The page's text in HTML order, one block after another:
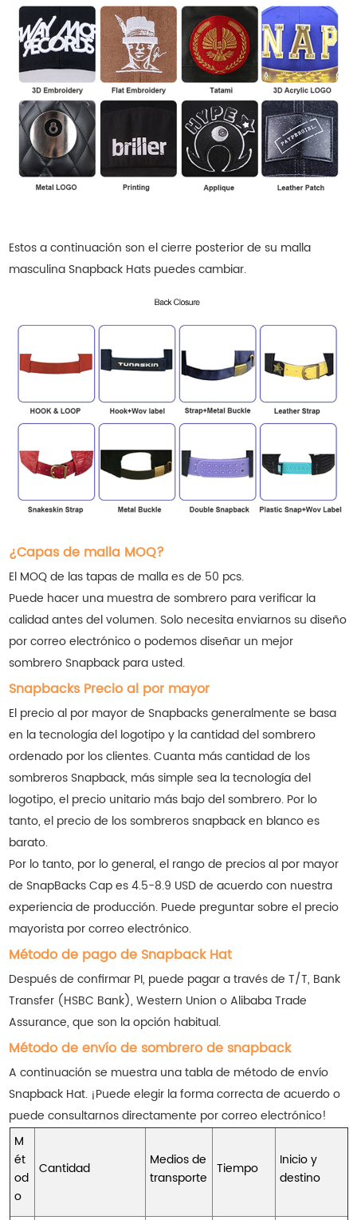
Estos a continuación son el cierre posterior de su malla
masculina Snapback Hats puedes cambiar.
¿Capas de malla MOQ?
El MOQ de las tapas de malla es de 50 pcs.
Puede hacer una muestra de sombrero para verificar la
calidad antes del volumen. Solo necesita enviarnos su diseño
por correo electrónico o podemos diseñar un mejor
sombrero Snapback para usted.
Snapbacks Precio al por mayor
El precio al por mayor de Snapbacks generalmente se basa
en la tecnología del logotipo y la cantidad del sombrero
ordenado por los clientes. Cuanta más cantidad de los
sombreros Snapback, más simple sea la tecnología del
logotipo, el precio unitario más bajo del sombrero. Por lo
tanto, el precio de los sombreros snapback en blanco es
barato.
Por lo tanto, por lo general, el rango de precios al por mayor
de SnapBacks Cap es 4.5-8.9 USD de acuerdo con nuestra
experiencia de producción. Puede preguntar sobre el precio
mayorista por correo electrónico.
Método de pago de Snapback Hat
Después de confirmar PI, puede pagar a través de T/T, Bank
Transfer (HSBC Bank), Western Union o Alibaba Trade
Assurance, que son la opción habitual.
Método de envío de sombrero de snapback
A continuación se muestra una tabla de método de envío
Snapback Hat. ¡Puede elegir la forma correcta de acuerdo o
puede consultarnos directamente por correo electrónico!
M
ét
od
o
Cantidad
Medios de
transporte
Tiempo
Inicio y
destino